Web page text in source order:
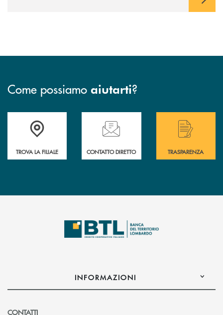
Come possiamo aiutarti?
Accedi all' elenco completo delle filiali .
TROVA LA FILIALE
Hai bisogno di assistenza immediata?
CONTATTO DIRETTO
Hai bisogno di
TRASPARENZA
INFORMAZIONI
CONTATTI